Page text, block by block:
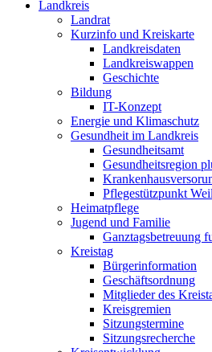
Landkreis
Landrat
Kurzinfo und Kreiskarte
Landkreisdaten
Landkreiswappen
Geschichte
Bildung
IT-Konzept
Energie und Klimaschutz
Gesundheit im Landkreis
Gesundheitsamt
Gesundheitsregion
Pflegestützpunkt
Heimatpflege
Jugend und Familie
Ganztagsbetreuung
Kreistag
Bürgerinformation
Geschäftsordnung
Mitglieder des
Kreisgremien
Sitzungstermine
Sitzungsrecherche